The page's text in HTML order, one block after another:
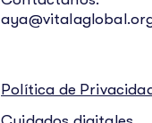
Política de